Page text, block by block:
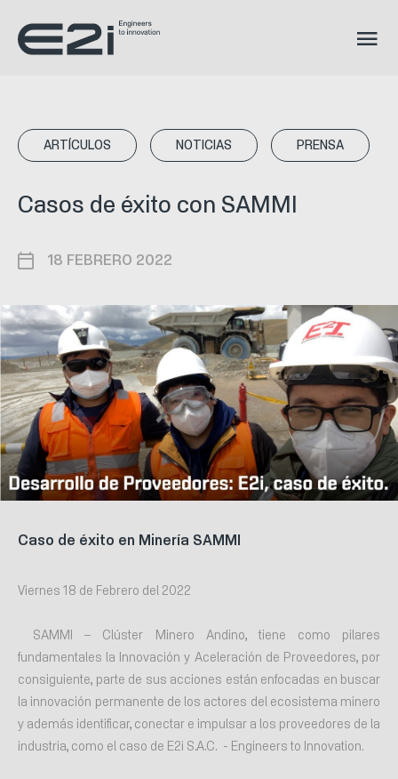
ARTÍCULOS NOTICIAS PRENSA
Casos de éxito con SAMMI
18 FEBRERO 2022
Caso de éxito en Minería SAMMI
Viernes 18 de Febrero del 2022
SAMMI – Clúster Minero Andino, tiene como pilares
fundamentales la Innovación y Aceleración de Proveedores, por
consiguiente, parte de sus acciones están enfocadas en buscar
la innovación permanente de los actores del ecosistema minero
y además identificar, conectar e impulsar a los proveedores de la
industria, como el caso de E2i S.A.C. - Engineers to Innovation.